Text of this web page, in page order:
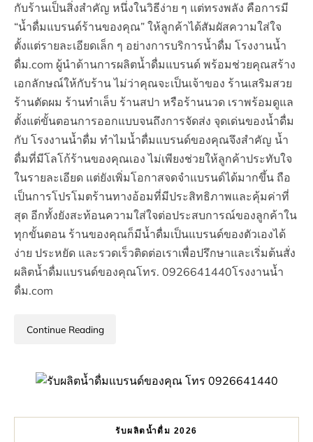
กับร้านเป็นสิ่งสำคัญ หนึ่งในวิธีง่าย ๆ แต่ทรงพลัง คือการมี
“น้ำดื่มแบรนด์ร้านของคุณ” ให้ลูกค้าได้สัมผัสความใส่ใจ
ตั้งแต่รายละเอียดเล็ก ๆ อย่างการบริการน้ำดื่ม โรงงานน้ำ
ดื่ม.com ผู้นำด้านการผลิตน้ำดื่มแบรนด์ พร้อมช่วยคุณสร้าง
เอกลักษณ์ให้กับร้าน ไม่ว่าคุณจะเป็นเจ้าของ ร้านเสริมสวย
ร้านตัดผม ร้านทำเล็บ ร้านสปา หรือร้านนวด เราพร้อมดูแล
ตั้งแต่ขั้นตอนการออกแบบจนถึงการจัดส่ง จุดเด่นของน้ำดื่ม
กับ โรงงานน้ำดื่ม ทำไมน้ำดื่มแบรนด์ของคุณจึงสำคัญ น้ำ
ดื่มที่มีโลโก้ร้านของคุณเอง ไม่เพียงช่วยให้ลูกค้าประทับใจ
ในรายละเอียด แต่ยังเพิ่มโอกาสจดจำแบรนด์ได้มากขึ้น ถือ
เป็นการโปรโมตร้านทางอ้อมที่มีประสิทธิภาพและคุ้มค่าที่
สุด อีกทั้งยังสะท้อนความใส่ใจต่อประสบการณ์ของลูกค้าใน
ทุกขั้นตอน ร้านของคุณก็มีน้ำดื่มเป็นแบรนด์ของตัวเองได้
ง่าย ประหยัด และรวดเร็วติดต่อเราเพื่อปรึกษาและเริ่มต้นสั่ง
ผลิตน้ำดื่มแบรนด์ของคุณโทร. 0926641440โรงงานน้ำ
ดื่ม.com
Continue Reading
รับผลิตน้ำดื่ม 2026